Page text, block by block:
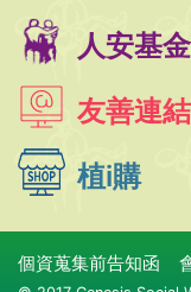
人安基
友善連結
植i購
個資蒐集前告知函